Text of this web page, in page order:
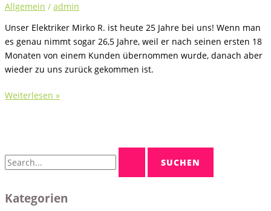
Allgemein / admin
Unser Elektriker Mirko R. ist heute 25 Jahre bei uns! Wenn man
es genau nimmt sogar 26,5 Jahre, weil er nach seinen ersten 18
Monaten von einem Kunden übernommen wurde, danach aber
wieder zu uns zurück gekommen ist.
25
Liesche
Weiterlesen »
S
u
h
Kategorien